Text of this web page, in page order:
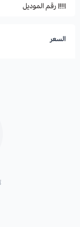
له عدة فوائد منها:
· يُعدّ القرنبيط مصدراً
الظروف المناسبة
رقم الموديل
السعر